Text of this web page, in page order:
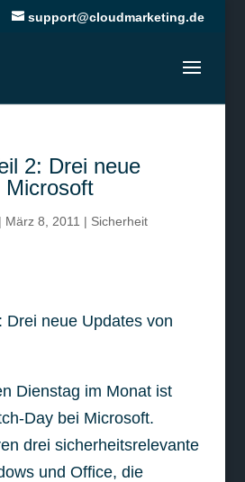
support@cloudmarketing.de
2: Drei neue
Microsoft
| März 8, 2011 | Sicherheit
Drei neue Updates von
Dienstag im Monat ist
Day bei Microsoft.
drei sicherheitsrelevante
und Office, die